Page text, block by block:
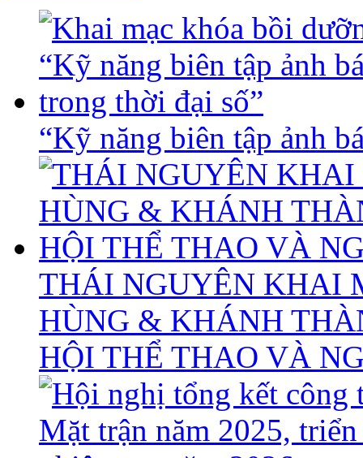
“Kỹ năng biên tập ảnh
THÁI NGUYÊN KHAI
HÙNG & KHÁNH
HỘI THỂ THAO VÀ